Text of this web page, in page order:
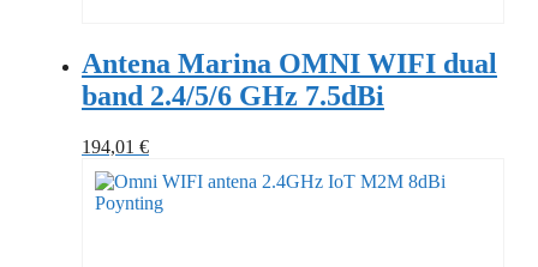
Antena Marina OMNI WIFI dual
band 2.4/5/6 GHz 7.5dBi
194,01 €